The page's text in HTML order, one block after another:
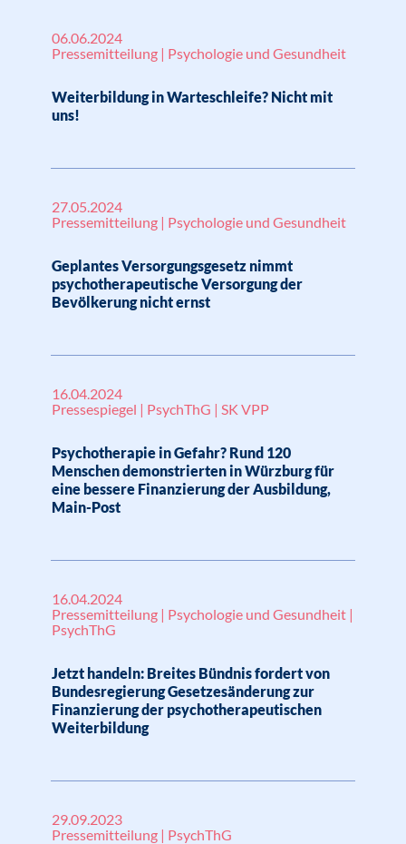
06.06.2024
Pressemitteilung | Psychologie und Gesundheit
Weiterbildung in Warteschleife? Nicht mit
uns!
27.05.2024
Pressemitteilung | Psychologie und Gesundheit
Geplantes Versorgungsgesetz nimmt
psychotherapeutische Versorgung der
Bevölkerung nicht ernst
16.04.2024
Pressespiegel | PsychThG | SK VPP
Psychotherapie in Gefahr? Rund 120
Menschen demonstrierten in Würzburg für
eine bessere Finanzierung der Ausbildung,
Main-Post
16.04.2024
Pressemitteilung | Psychologie und Gesundheit |
PsychThG
Jetzt handeln: Breites Bündnis fordert von
Bundesregierung Gesetzesänderung zur
Finanzierung der psychotherapeutischen
Weiterbildung
29.09.2023
Pressemitteilung | PsychThG